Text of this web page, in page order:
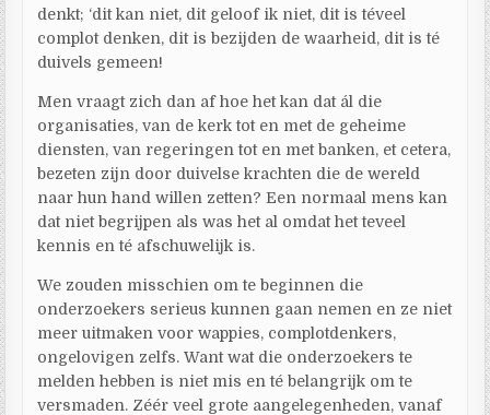
denkt; ‘dit kan niet, dit geloof ik niet, dit is téveel
complot denken, dit is bezijden de waarheid, dit is té
duivels gemeen!
Men vraagt zich dan af hoe het kan dat ál die
organisaties, van de kerk tot en met de geheime
diensten, van regeringen tot en met banken, et cetera,
bezeten zijn door duivelse krachten die de wereld
naar hun hand willen zetten? Een normaal mens kan
dat niet begrijpen als was het al omdat het teveel
kennis en té afschuwelijk is.
We zouden misschien om te beginnen die
onderzoekers serieus kunnen gaan nemen en ze niet
meer uitmaken voor wappies, complotdenkers,
ongelovigen zelfs. Want wat die onderzoekers te
melden hebben is niet mis en té belangrijk om te
versmaden. Zéér veel grote aangelegenheden, vanaf